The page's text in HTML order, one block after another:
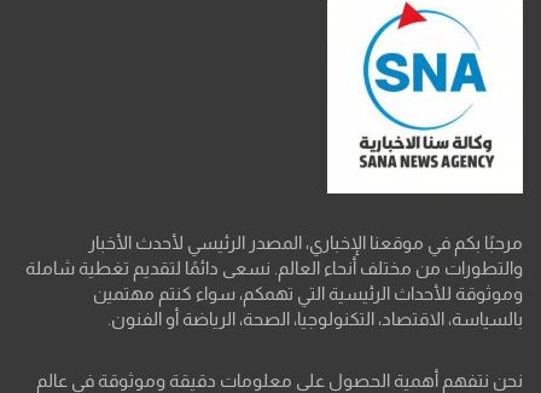
مرحبًا بكم في موقعنا الإخباري، المصدر الرئيسي لأحدث الأخبار
والتطورات من مختلف أنحاء العالم. نسعى دائمًا لتقديم تغطية شاملة
وموثوقة للأحداث الرئيسية التي تهمكم، سواء كنتم مهتمين
بالسياسة، الاقتصاد، التكنولوجيا، الصحة، الرياضة أو الفنون.
نحن نتفهم أهمية الحصول على معلومات دقيقة وموثوقة في عالم